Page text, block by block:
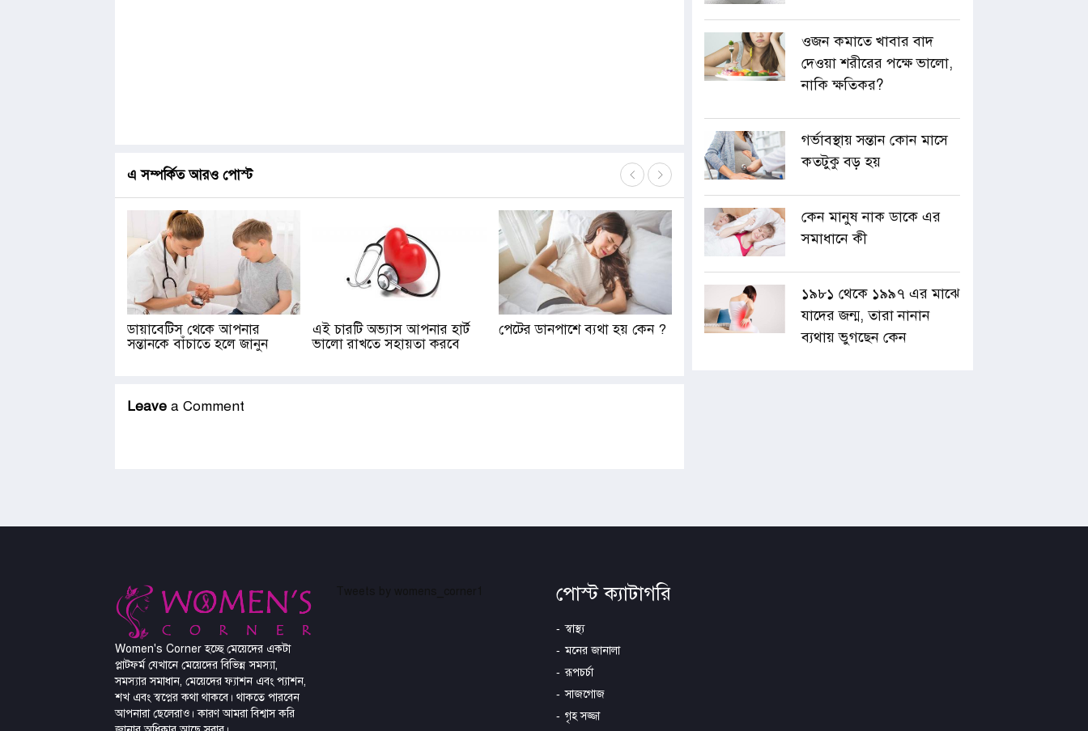
এ সম্পর্কিত আরও পোস্ট
ডায়াবেটিস থেকে আপনার
সন্তানকে বাঁচাতে হলে জানুন
এই চারটি অভ্যাস আপনার হার্ট
ভালো রাখতে সহায়তা করবে
পেটের ডানপাশে ব্যথা হয় কেন ?
Leave a Comment
ওজন কমাতে খাবার বাদ
দেওয়া শরীরের পক্ষে ভালো,
নাকি ক্ষতিকর?
গর্ভাবস্থায় সন্তান কোন মাসে
কতটুকু বড় হয়
কেন মানুষ নাক ডাকে এর
সমাধানে কী
১৯৮১ থেকে ১৯৯৭ এর মাঝে
যাদের জন্ম, তারা নানান
ব্যথায় ভুগছেন কেন
Women's Corner হচ্ছে মেয়েদের একটা
প্লাটফর্ম যেখানে মেয়েদের বিভিন্ন সমস্যা,
সমস্যার সমাধান, মেয়েদের ফ্যাশন এবং প্যাশন,
শখ এবং স্বপ্নের কথা থাকবে। থাকতে পারবেন
আপনারা ছেলেরাও। কারণ আমরা বিশ্বাস করি
পোস্ট ক্যাটাগরি
স্বাস্থ্য
মনের জানালা
রূপচর্চা
সাজগোজ
গৃহ সজ্জা